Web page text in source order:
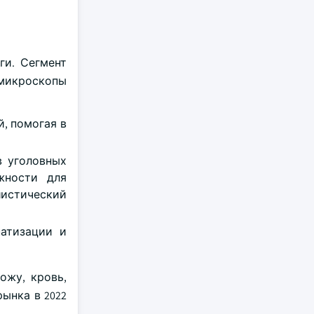
Сегмент
помогая в
для
и
кровь,
в 2022